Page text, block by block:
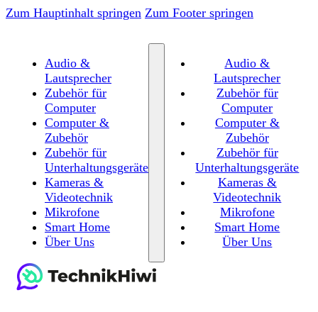
Zum Hauptinhalt springen Zum Footer springen
Audio &
Lautsprecher
Zubehör für
Computer
Computer &
Zubehör
Zubehör für
Unterhaltungsgeräte
Kameras &
Videotechnik
Mikrofone
Smart Home
Über Uns
Audio &
Lautsprecher
Zubehör für
Computer
Computer &
Zubehör
Zubehör für
Unterhaltungsgeräte
Kameras &
Videotechnik
Mikrofone
Smart Home
Über Uns